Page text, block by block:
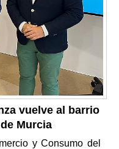
vuelve al barrio
Murcia
y Consumo del